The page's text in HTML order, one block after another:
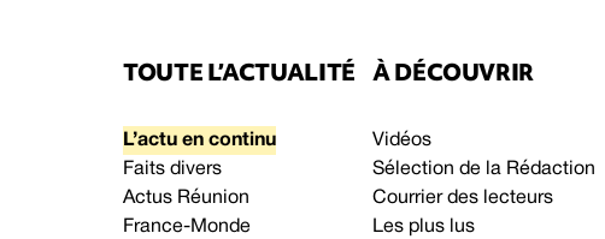
TOUTE L’ACTUALITÉ
L’actu en continu
Faits divers
Actus Réunion
France-Monde
À DÉCOUVRIR
Vidéos
Sélection de la Rédaction
Courrier des lecteurs
Les plus lus